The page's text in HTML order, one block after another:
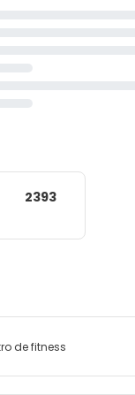
2393
de fitness